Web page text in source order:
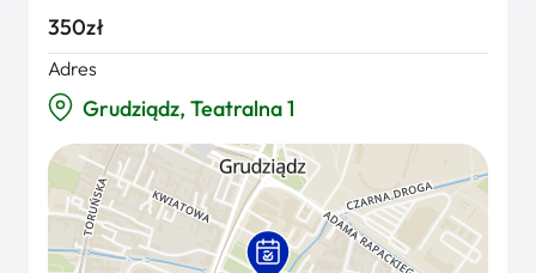
350zł
Adres
Grudziądz, Teatralna 1